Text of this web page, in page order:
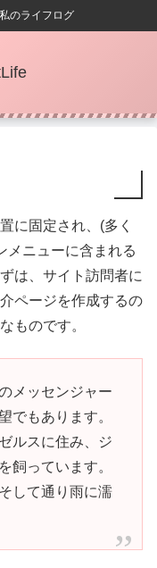
のライフログ
に固定され、(多く
メニューに含まれる
は、サイト訪問者に
ページを作成するの
ものです。
メッセンジャー
でもあります。
ルスに住み、ジ
飼っています。
して通り雨に濡